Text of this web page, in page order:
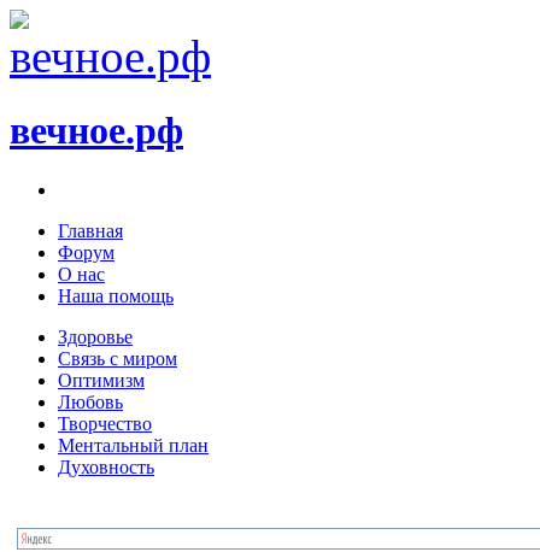
вечное.рф
Главная
Форум
О нас
Наша помощь
Здоровье
Связь с миром
Оптимизм
Любовь
Творчество
Ментальный план
Духовность